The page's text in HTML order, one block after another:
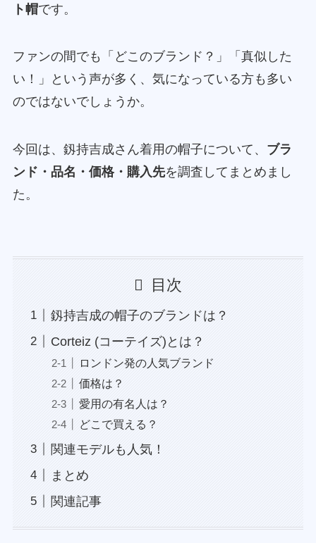
ト帽です。
ファンの間でも「どこのブランド？」「真似した
い！」という声が多く、気になっている方も多い
のではないでしょうか。
今回は、釼持吉成さん着用の帽子について、 ブラ
ンド・品名・価格・購入先を調査してまとめまし
た。
目次
釼持吉成の帽子のブランドは？
Corteiz (コーテイズ)とは？
ロンドン発の人気ブランド
価格は？
愛用の有名人は？
どこで買える？
関連モデルも人気！
まとめ
関連記事